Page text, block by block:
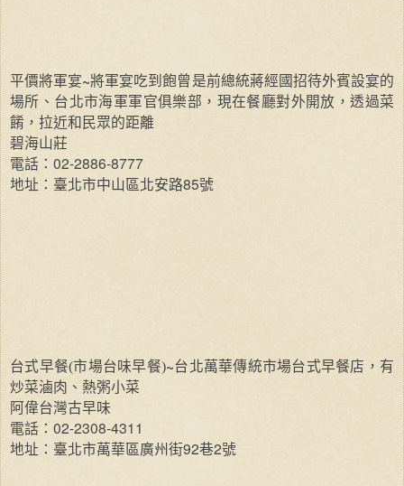
平價將軍宴~將軍宴吃到飽曾是前總統蔣經國招待外賓設宴的
場所、台北市海軍軍官俱樂部，現在餐廳對外開放，透過菜
餚，拉近和民眾的距離
碧海山莊
電話： 02-2886-8777
地址：臺北市中山區北安路85號
台式早餐(市場台味早餐)~台北萬華傳統市場台式早餐店，有
炒菜滷肉、熱粥小菜
阿偉台灣古早味
電話： 02-2308-4311
地址：臺北市萬華區廣州街92巷2號